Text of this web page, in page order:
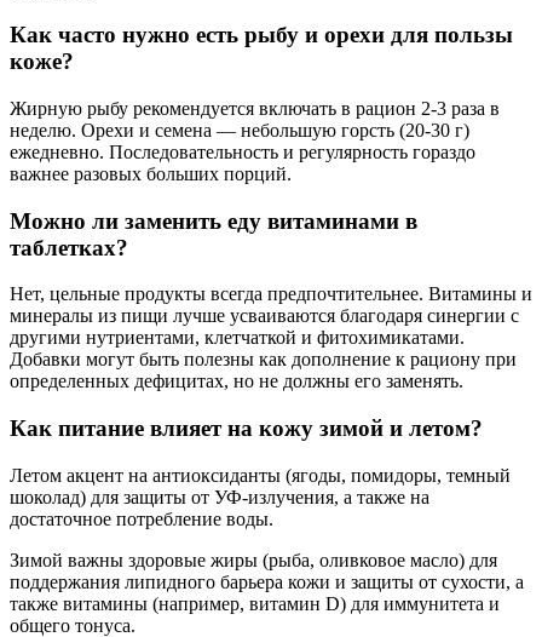
Как часто нужно есть рыбу и орехи для пользы
коже?
Жирную рыбу рекомендуется включать в рацион 2-3 раза в
неделю. Орехи и семена — небольшую горсть (20-30 г)
ежедневно. Последовательность и регулярность гораздо
важнее разовых больших порций.
Можно ли заменить еду витаминами в
таблетках?
Нет, цельные продукты всегда предпочтительнее. Витамины и
минералы из пищи лучше усваиваются благодаря синергии с
другими нутриентами, клетчаткой и фитохимикатами.
Добавки могут быть полезны как дополнение к рациону при
определенных дефицитах, но не должны его заменять.
Как питание влияет на кожу зимой и летом?
Летом акцент на антиоксиданты (ягоды, помидоры, темный
шоколад) для защиты от УФ-излучения, а также на
достаточное потребление воды.
Зимой важны здоровые жиры (рыба, оливковое масло) для
поддержания липидного барьера кожи и защиты от сухости, а
также витамины (например, витамин D) для иммунитета и
общего тонуса.